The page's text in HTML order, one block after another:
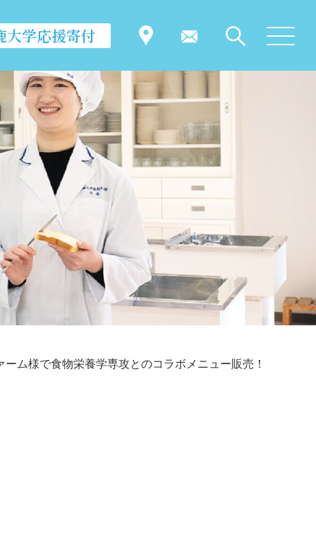
大学応援寄付
ム様で食物栄養学専攻とのコラボメニュー販売！